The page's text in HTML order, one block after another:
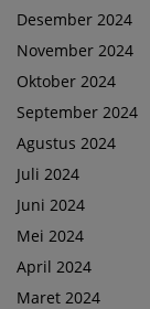
Desember 2024
November 2024
Oktober 2024
September 2024
Agustus 2024
Juli 2024
Juni 2024
Mei 2024
April 2024
Maret 2024